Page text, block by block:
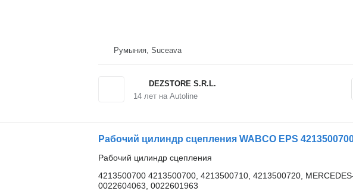
Румыния, Suceava
DEZSTORE S.R.L.
14лет на Autoline
Рабочий цилиндр сцепления WABCO EPS
Рабочий цилиндр сцепления
4213500700 4213500700, 4213500710, 4213500720,
0022604063, 0022601963